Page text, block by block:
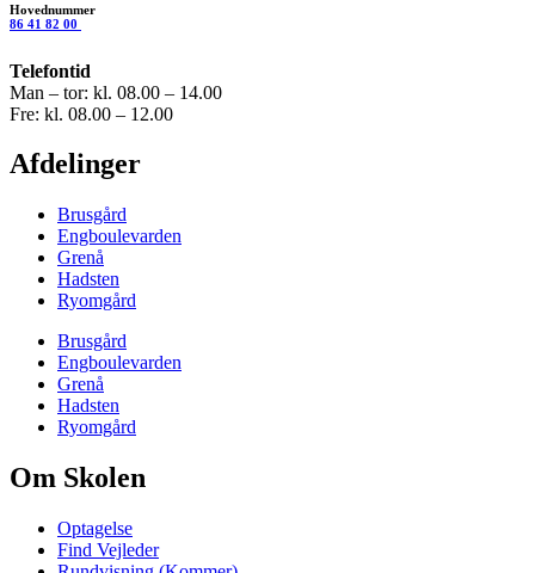
Hovednummer
86 41 82 00
Telefontid
Man – tor: kl. 08.00 – 14.00
Fre: kl. 08.00 – 12.00
Afdelinger
Brusgård
Engboulevarden
Grenå
Hadsten
Ryomgård
Brusgård
Engboulevarden
Grenå
Hadsten
Ryomgård
Om Skolen
Optagelse
Find Vejleder